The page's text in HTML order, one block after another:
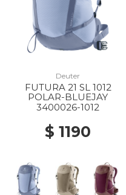
Deuter
FUTURA 21 SL 1012
POLAR-BLUEJAY
3400026-1012
$ 1190